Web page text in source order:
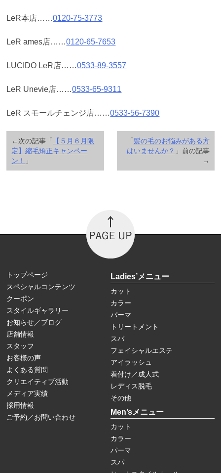
LeR本店……0120-75-3773
LeR ames店……0120-65-7653
LUCIDO LeR店……0533-89-3557
LeR Unevie店……0533-65-9311
LeR スモールチェンジ店……0533-56-7390
「 髪の毛のお悩みがある方
はいませんか？ 」前の記事
→
←次の記事「
【５月６月限
定】縮毛矯正キャンペー
ン！
」
トップページ
スペシャルコンテンツ
クーポン
スタイルギャラリー
お知らせ／ブログ
店舗情報
スタッフ
お客様の声
よくある質問
クリエイティブ活動
メディア実績
採用情報
ご予約／お問い合わせ
Ladies’メニュー
カット
カラー
パーマ
トリートメント
スパ
フェイシャルエステ
アイラッシュ
着付け／成人式
レディス脱毛
その他
Men’sメニュー
カット
カラー
パーマ
スパ